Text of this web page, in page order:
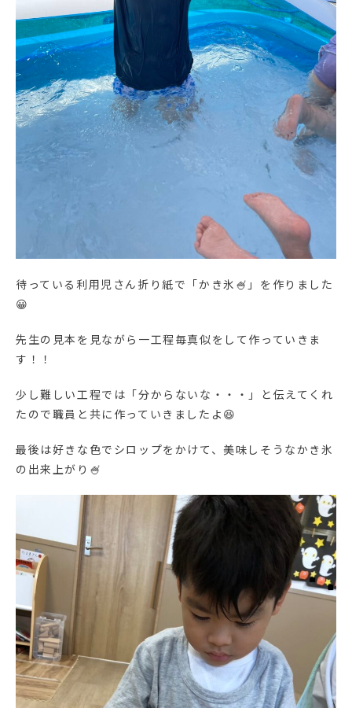
待っている利用児さん折り紙で「かき氷🍧」を作りました
😀
先生の見本を見ながら一工程毎真似をして作っていきま
す！！
少し難しい工程では「分からないな・・・」と伝えてくれ
たので職員と共に作っていきましたよ😆
最後は好きな色でシロップをかけて、美味しそうなかき氷
の出来上がり🍧